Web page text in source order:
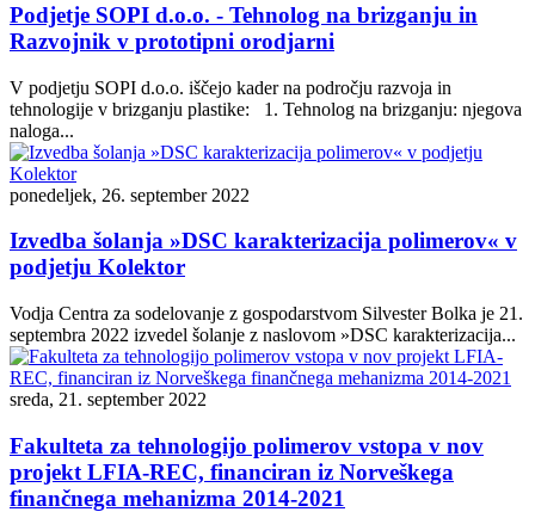
Podjetje SOPI d.o.o. - Tehnolog na brizganju in
Razvojnik v prototipni orodjarni
V podjetju SOPI d.o.o. iščejo kader na področju razvoja in
tehnologije v brizganju plastike: 1. Tehnolog na brizganju: njegova
naloga...
ponedeljek, 26. september 2022
Izvedba šolanja »DSC karakterizacija polimerov« v
podjetju Kolektor
Vodja Centra za sodelovanje z gospodarstvom Silvester Bolka je 21.
septembra 2022 izvedel šolanje z naslovom »DSC karakterizacija...
sreda, 21. september 2022
Fakulteta za tehnologijo polimerov vstopa v nov
projekt LFIA-REC, financiran iz Norveškega
finančnega mehanizma 2014-2021